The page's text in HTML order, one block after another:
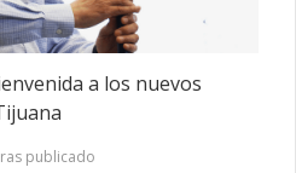
a los nuevos
publicado